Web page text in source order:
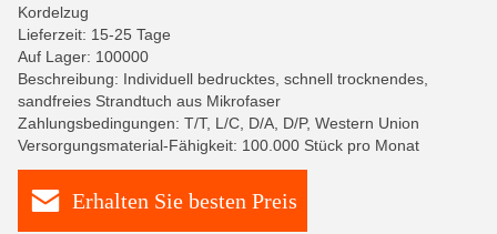
Kordelzug
Lieferzeit: 15-25 Tage
Auf Lager: 100000
Beschreibung: Individuell bedrucktes, schnell trocknendes,
sandfreies Strandtuch aus Mikrofaser
Zahlungsbedingungen: T/T, L/C, D/A, D/P, Western Union
Versorgungsmaterial-Fähigkeit: 100.000 Stück pro Monat
Erhalten Sie besten Preis